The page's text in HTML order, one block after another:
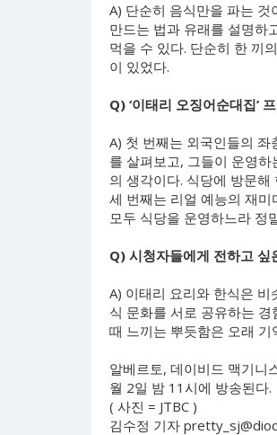
A) 단순히 음식만을 파는
만드는 법과 유래를 설명하
먹을 수 있다. 단순히 한 끼
이 있었다.
Q) ‘이태리 오징어순대집’
A) 첫 번째는 외국인들의
를 살펴보고, 그들이 운영
의 생각이다. 식당에 방문
세 번째는 리얼 예능의 재
모두 식당을 운영하느라 정
Q) 시청자들에게 전하고 싶
A) 이태리 요리와 한식은
식 문화를 서로 공유하는
때 느끼는 뿌듯함은 오래 기
알베르토, 데이비드 맥기니
월 2일 밤 11시에 방송된다.
( 사진 = JTBC )
김수정 기자